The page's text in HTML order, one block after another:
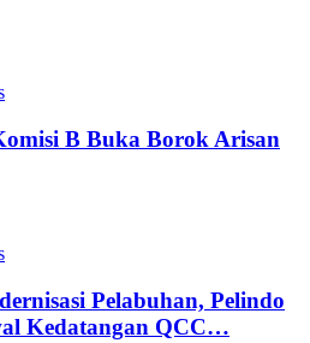
B Buka Borok Arisan
Pelabuhan, Pelindo
Kedatangan QCC…